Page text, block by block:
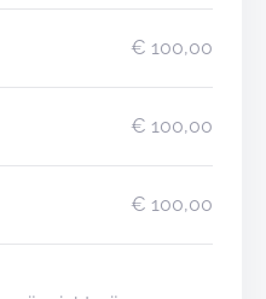
€ 100,00
€ 100,00
€ 100,00